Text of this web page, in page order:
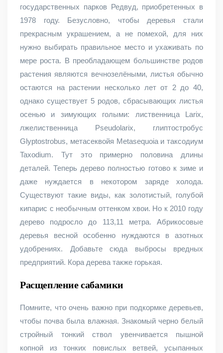
государственных парков Редвуд, приобретенных в
1978 году. Безусловно, чтобы деревья стали
прекрасным украшением, а не помехой, для них
нужно выбирать правильное место и ухаживать по
мере роста. В преобладающем большинстве родов
растения являются вечнозелёными, листья обычно
остаются на растении несколько лет от 2 до 40,
однако существует 5 родов, сбрасывающих листья
осенью и зимующих голыми: лиственница Larix,
лжелиственница Pseudolarix, глиптостробус
Glyptostrobus, метасеквойя Metasequoia и таксодиум
Taxodium. Тут это примерно половина длины
деталей. Теперь дерево полностью готово к зиме и
даже нуждается в некотором заряде холода.
Существуют такие виды, как золотистый, голубой
кипарис с необычным оттенком хвои. Но к 2010 году
дерево подросло до 113,11 метра. Абрикосовые
деревья весной особенно нуждаются в азотных
удобрениях. Добавьте сюда выбросы вредных
предприятий. Кора дерева также горькая.
Расщепление сабамики
Помните, что очень важно при подкормке деревьев,
чтобы почва была влажная. Знакомый черно белый
стройный тонкий ствол увенчивается пышной
копной из тонких повислых ветвей, усыпанных